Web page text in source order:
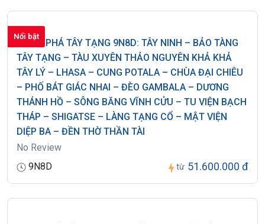
Nổi bật
KHÁM PHÁ TÂY TẠNG 9N8D: TÂY NINH – BẢO TÀNG
TÂY TẠNG – TÀU XUYÊN THẢO NGUYÊN KHẢ KHẢ
TÂY LÝ – LHASA – CUNG POTALA – CHÙA ĐẠI CHIÊU
– PHỐ BÁT GIÁC NHAI – ĐÈO GAMBALA – DƯƠNG
THÁNH HỒ – SÔNG BĂNG VĨNH CỬU – TU VIỆN BẠCH
THÁP – SHIGATSE – LÀNG TẠNG CỔ – MẬT VIỆN
DIỆP BA – ĐỀN THỜ THẦN TÀI
No Review
9N8D
từ 51.600.000 đ